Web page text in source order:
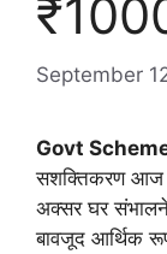
September
Govt
सशक्तिकरण आज
अक्सर घर
बावजूद आर्थिक